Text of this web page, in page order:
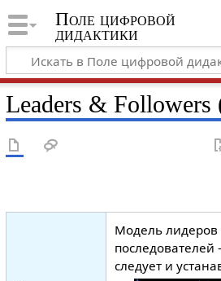
Поле цифровой
дидактики
Leaders & Followers
Модель лидеров
последователей
следует и